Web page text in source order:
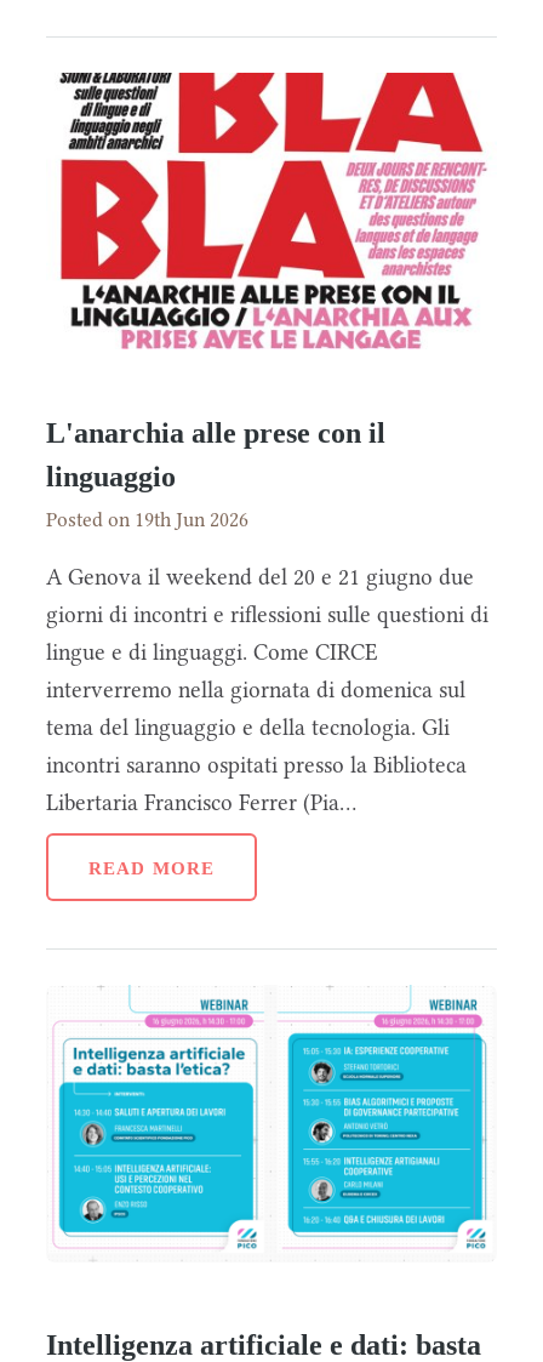
L'anarchia alle prese con il
linguaggio
Posted on 19th Jun 2026
A Genova il weekend del 20 e 21 giugno due
giorni di incontri e riflessioni sulle questioni di
lingue e di linguaggi. Come CIRCE
interverremo nella giornata di domenica sul
tema del linguaggio e della tecnologia. Gli
incontri saranno ospitati presso la Biblioteca
Libertaria Francisco Ferrer (Pia...
READ MORE
Intelligenza artificiale e dati: basta